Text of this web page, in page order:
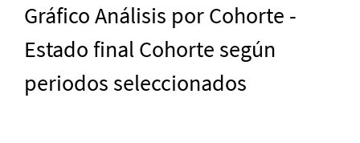
Gráfico Análisis por Cohorte -
Estado final Cohorte según
periodos seleccionados